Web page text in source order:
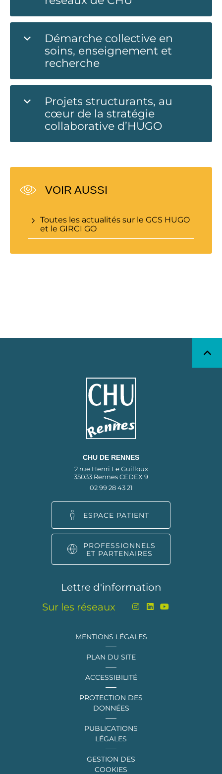
Démarche collective en
soins, enseignement et
recherche
Projets structurants, au
cœur de la stratégie
collaborative d’HUGO
VOIR AUSSI
Toutes les actualités sur le GCS HUGO
et le GIRCI GO
CHU DE RENNES
2 rue Henri Le Guilloux
35033 Rennes CEDEX 9
02 99 28 43 21
ESPACE PATIENT
PROFESSIONNELS
ET PARTENAIRES
Lettre d'information
Sur les réseaux
MENTIONS LÉGALES
PLAN DU SITE
ACCESSIBILITÉ
PROTECTION DES
DONNÉES
PUBLICATIONS
LÉGALES
GESTION DES
COOKIES